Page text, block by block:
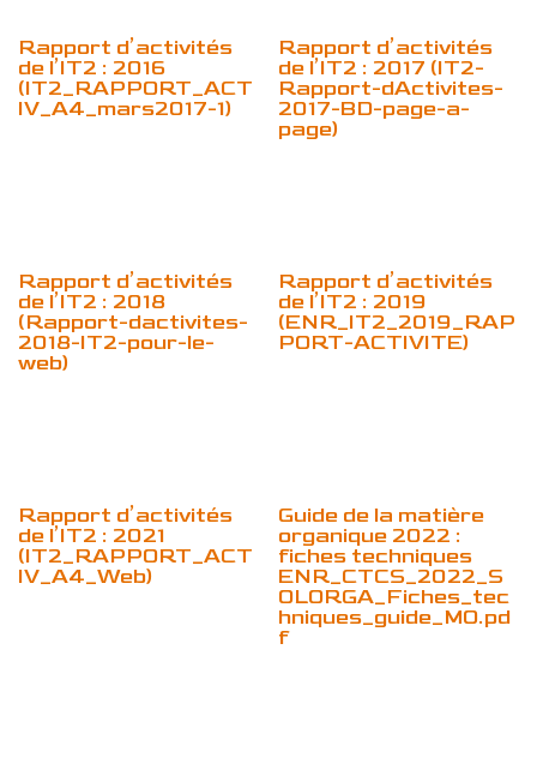
Rapport d’activités
de l’IT2 : 2016
(IT2_RAPPORT_ACT
IV_A4_mars2017-1)
Rapport d’activités
de l’IT2 : 2017 (IT2-
Rapport-dActivites-
2017-BD-page-a-
page)
Rapport d’activités
de l’IT2 : 2018
(Rapport-dactivites-
2018-IT2-pour-le-
web)
Rapport d’activités
de l’IT2 : 2019
(ENR_IT2_2019_RAP
PORT-ACTIVITE)
Rapport d’activités
de l’IT2 : 2021
(IT2_RAPPORT_ACT
IV_A4_Web)
Guide de la matière
organique 2022 :
fiches techniques
ENR_CTCS_2022_S
OLORGA_Fiches_tec
hniques_guide_MO.pd
f